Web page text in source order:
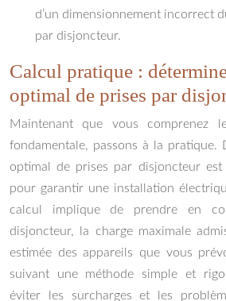
d’un dimensionnement incorrect
par disjoncteur.
Calcul pratique :
optimal de prises par
Maintenant que vous comprenez
fondamentale, passons à la pratique.
optimal de prises par disjoncteur est
pour garantir une installation
calcul implique de prendre en
disjoncteur, la charge maximale
estimée des appareils que vous
suivant une méthode simple et
éviter les surcharges et les